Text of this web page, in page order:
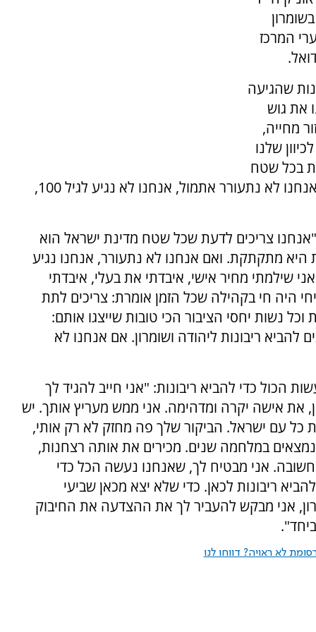
המרכז
שהגיעה
את גוש
מחייה,
שלנו
בכל שטח
מדינת ישראל, לא נוכל להמשיך לחיות פה, ואם אנחנו לא נתעורר אתמול, אנחנו לא נגיע לגיל 100,
"אנחנו צריכים לדעת שכל שטח מדינת ישראל הוא
היא מתקתקת. ואם אנחנו לא נתעורר, אנחנו נגיע
שילמתי מחיר אישי, איבדתי את בעלי, איבדתי
היה חי בקהילה שכל הזמן אומרת: צריכים לתת
נשות יחסי הציבור הכי טובות שייצגו אותם:
ריבונות ליהודה ושומרון. אם אנחנו לא
הכול כדי להביא ריבונות: "אני חייב להגיד לך
את אישה יקרה ומדהימה. אני ממש מעריץ אותך. יש
כל עם ישראל. הביקור שלך פה מחזק לא רק אותי,
במלחמה שנים. מכירים את אותה רצחנות,
אני מבטיח לך, שאנחנו נעשה הכל כדי
ריבונות לכאן. כדי שלא יצא מכאן שביעי
אני מבקש להעביר לך את ההצדעה את החיבוק
לא ראויה? דווחו לנו